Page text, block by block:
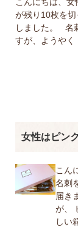
が残り10枚を
しました。 名
すが、ようやく
女性はピン
こん
名刺
届き
が、
しい